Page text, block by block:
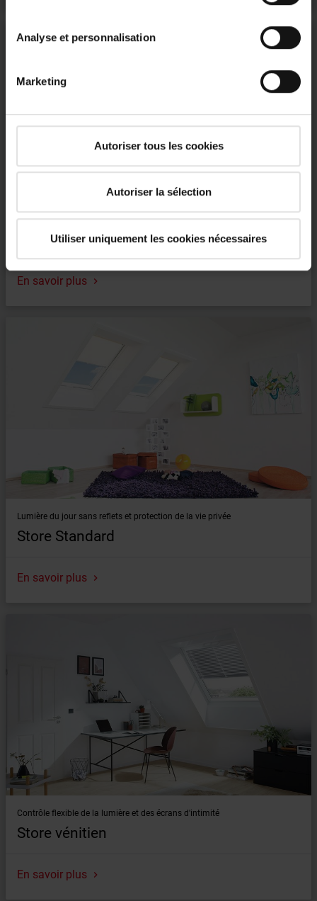
Analyse et personnalisation
Marketing
Autoriser tous les cookies
Autoriser la sélection
Utiliser uniquement les cookies nécessaires
Décoratif polyvalent
Store Exclusif
En savoir plus
Lumière du jour sans reflets et protection de la vie privée
Store Standard
En savoir plus
Contrôle flexible de la lumière et des écrans d'intimité
Store vénitien
En savoir plus